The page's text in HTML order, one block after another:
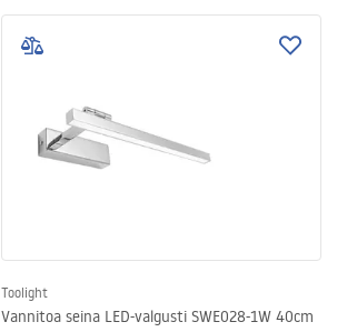
Toolight
Vannitoa seina LED-valgusti SWE028-1W 40cm